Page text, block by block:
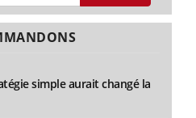
simple aurait changé la